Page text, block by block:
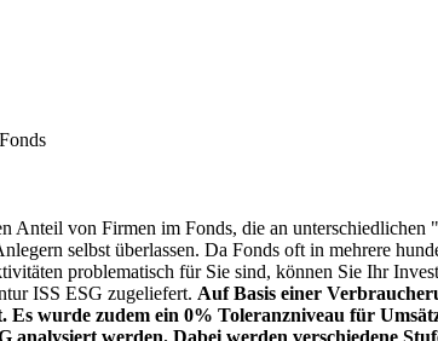
Anteil von Firmen im Fonds, die an
selbst überlassen. Da Fonds oft in mehrere
problematisch für Sie sind, können Sie Ihr
ISS ESG zugeliefert. Auf Basis einer
Es wurde zudem ein 0% Toleranzniveau für
analysiert werden. Dabei werden verschiedene